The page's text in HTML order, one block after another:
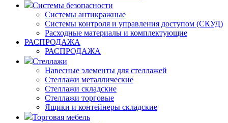
Системы безопасности
Системы антикражные
Системы контроля и управления доступом (СКУД)
Расходные материалы и комплектующие
РАСПРОДАЖА
РАСПРОДАЖА
Стеллажи
Навесные элементы для стеллажей
Стеллажи металлические
Стеллажи складские
Стеллажи торговые
Ящики и контейнеры складские
Торговая мебель